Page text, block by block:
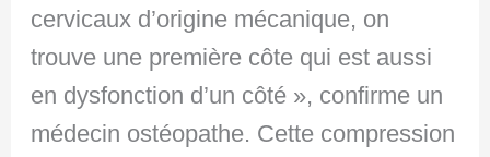
cervicaux d’origine mécanique, on
trouve une première côte qui est aussi
en dysfonction d’un côté », confirme un
médecin ostéopathe. Cette compression